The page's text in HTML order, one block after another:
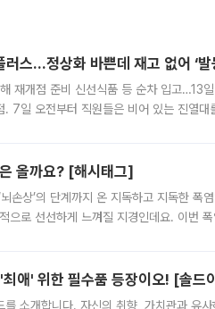
스…정상화 바쁜데 재고 없어 ‘발
재개점 준비 신선식품 등 순차 입고…13
. 7일 오전부터 직원들은 비어 있는 진열
올까요? [해시태그]
손상’의 단계까지 온 지독하고 지독한
으로 선선하게 느껴질 지경인데요. 이번
애' 위한 필수품 등장이오! [솔드
를 소개합니다. 자신의 취향, 가치관과 유